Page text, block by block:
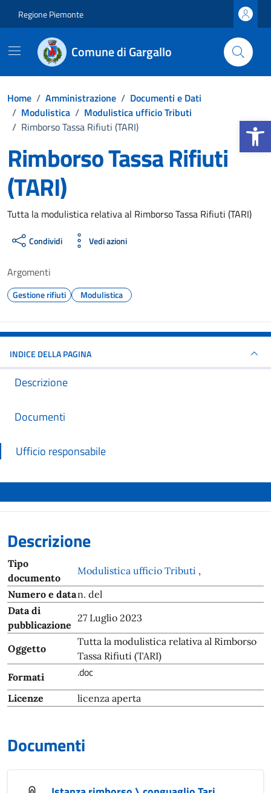
Apri la
Regione Piemonte
Comune di Gargallo
Home / Amministrazione / Documenti e Dati
/ Modulistica / Modulistica ufficio Tributi
/ Rimborso Tassa Rifiuti (TARI)
Rimborso Tassa Rifiuti
(TARI)
Dettagli del documento
Tutta la modulistica relativa al Rimborso Tassa Rifiuti (TARI)
Condividi Vedi azioni
Argomenti
Gestione rifiuti Modulistica
INDICE DELLA PAGINA
Descrizione
Documenti
Ufficio responsabile
Descrizione
Tipo
documento
Modulistica ufficio Tributi ,
Numero e datan. del
Data di
pubblicazione
27 Luglio 2023
Oggetto
Tutta la modulistica relativa al Rimborso
Tassa Rifiuti (TARI)
Formati
.doc
Licenze licenza aperta
Documenti